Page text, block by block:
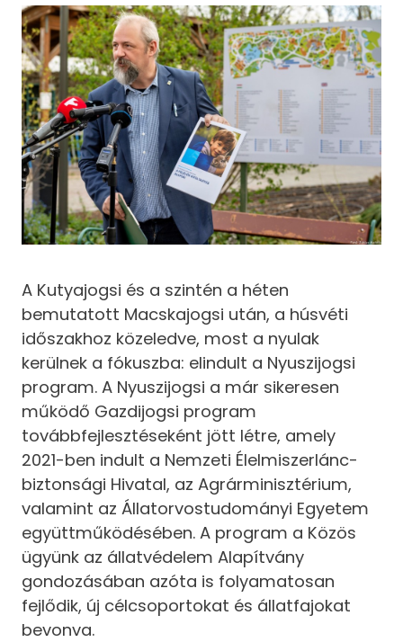
A Kutyajogsi és a szintén a héten
bemutatott Macskajogsi után, a húsvéti
időszakhoz közeledve, most a nyulak
kerülnek a fókuszba: elindult a Nyuszijogsi
program. A Nyuszijogsi a már sikeresen
működő Gazdijogsi program
továbbfejlesztéseként jött létre, amely
2021-ben indult a Nemzeti Élelmiszerlánc-
biztonsági Hivatal, az Agrárminisztérium,
valamint az Állatorvostudományi Egyetem
együttműködésében. A program a Közös
ügyünk az állatvédelem Alapítvány
gondozásában azóta is folyamatosan
fejlődik, új célcsoportokat és állatfajokat
bevonva.